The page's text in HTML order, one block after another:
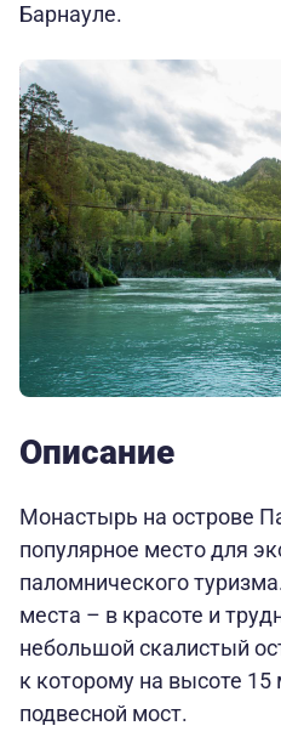
Барнауле.
Описание
Монастырь на острове
популярное место для
паломнического
места – в красоте и
небольшой скалистый
к которому на высоте
подвесной мост.